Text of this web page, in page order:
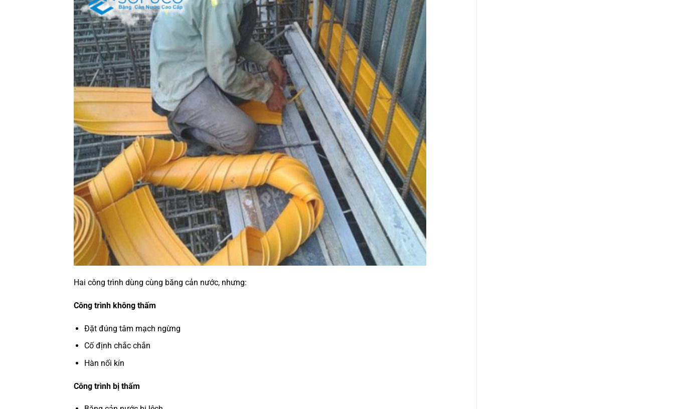
Hai công trình dùng cùng băng cản nước, nhưng:
Công trình không thấm
Đặt đúng tâm mạch ngừng
Cố định chắc chắn
Hàn nối kín
Công trình bị thấm